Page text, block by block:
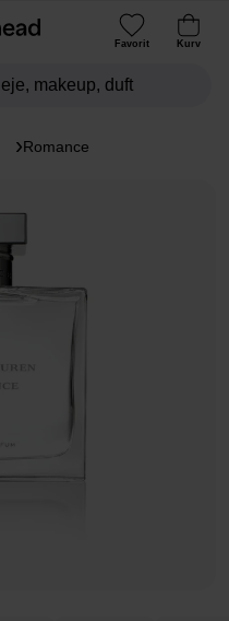
Favorit Kurv
Romance